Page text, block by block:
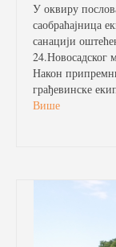
У оквиру
саобраћајница
санацији
24.Новосадског
Након
грађевинске
Више